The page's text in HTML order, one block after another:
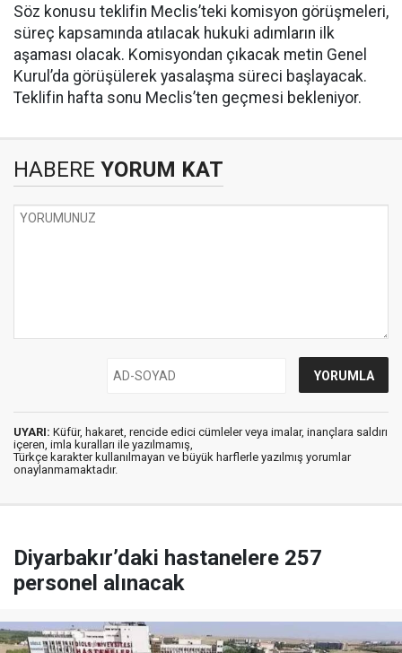
Söz konusu teklifin Meclis’teki komisyon görüşmeleri,
süreç kapsamında atılacak hukuki adımların ilk
aşaması olacak. Komisyondan çıkacak metin Genel
Kurul’da görüşülerek yasalaşma süreci başlayacak.
Teklifin hafta sonu Meclis’ten geçmesi bekleniyor.
HABERE YORUM KAT
UYARI: Küfür, hakaret, rencide edici cümleler veya imalar, inançlara saldırı
içeren, imla kuralları ile yazılmamış,
Türkçe karakter kullanılmayan ve büyük harflerle yazılmış yorumlar
onaylanmamaktadır.
Diyarbakır’daki hastanelere 257
personel alınacak